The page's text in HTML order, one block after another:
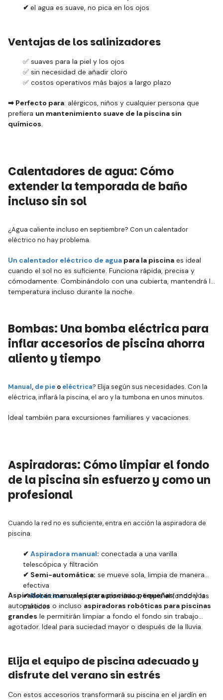
✔ el agua es suave, no pica en los ojos
Ventajas de los salinizadores
✅ suaves para la piel y los ojos
✅ sin necesidad de añadir cloro
✅ costos operativos más bajos a largo plazo
➡ Perfecto para: alérgicos, niños y cualquier persona que
prefiera un mantenimiento suave de la piscina sin
químicos.
Calentadores de agua: Cómo
extender la temporada de baño
incluso sin sol
¿Agua caliente incluso en septiembre? Con un calentador
eléctrico no hay problema.
Un calentador eléctrico de agua para la piscina es ideal
cuando el sol no es suficiente. Funciona rápida, precisa y
cómodamente. Combinándolo con una cubierta, mantendrá la
temperatura incluso durante la noche.
Bombas: Una bomba eléctrica para
inflar accesorios de piscina ahorra
aliento y tiempo
Manual, de pie o eléctrica? Elija según sus necesidades. Con la
eléctrica, inflará la piscina, el aro y la tumbona en unos minutos.
Ideal también para excursiones familiares y vacaciones.
Aspiradoras: Cómo limpiar el fondo
de la piscina sin esfuerzo y como un
profesional
Cuando la red no es suficiente, entra en acción la aspiradora de
piscina.
✔ Aspiradora manual: conectada a una varilla
telescópica y filtración
✔ Semi-automática: se mueve sola, limpia de manera
efectiva
✔Robótica:completo automático, limpia el fondo y las
paredes
Aspiradoras manuales para piscinas pequeñas, modelos
automáticos o incluso aspiradoras robóticas para piscinas
grandes le permitirán limpiar a fondo el fondo sin trabajo
agotador. Ideal para suciedad mayor o después de la lluvia.
Elija el equipo de piscina adecuado y
disfrute del verano sin estrés
Con estos accesorios transformará su piscina en el jardín en